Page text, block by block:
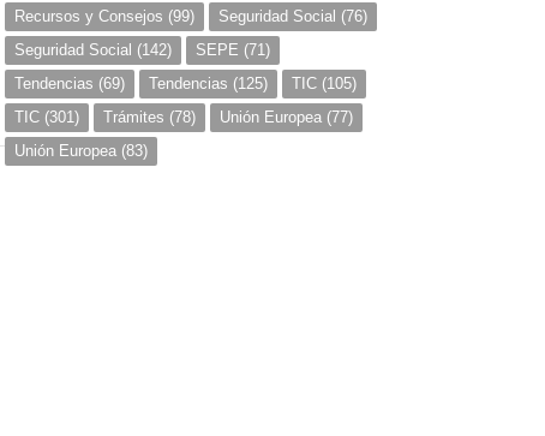
Recursos y Consejos (99) Seguridad Social (76)
Seguridad Social (142) SEPE (71)
Tendencias (69) Tendencias (125) TIC (105)
TIC (301) Trámites (78) Unión Europea (77)
Unión Europea (83)